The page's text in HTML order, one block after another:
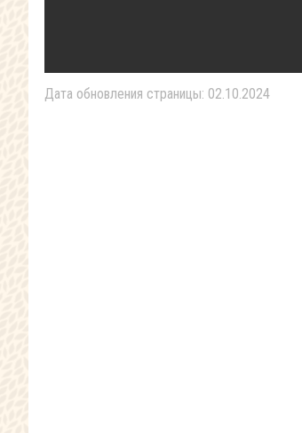
Дата обновления страницы: 02.10.2024